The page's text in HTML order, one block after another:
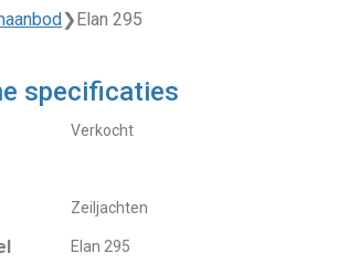
❯Elan 295
specificaties
Verkocht
Zeiljachten
Elan 295